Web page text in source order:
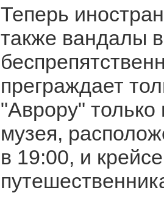
Теперь
также вандалы
преграждает
"Аврору" только
музея,
в 19:00, и